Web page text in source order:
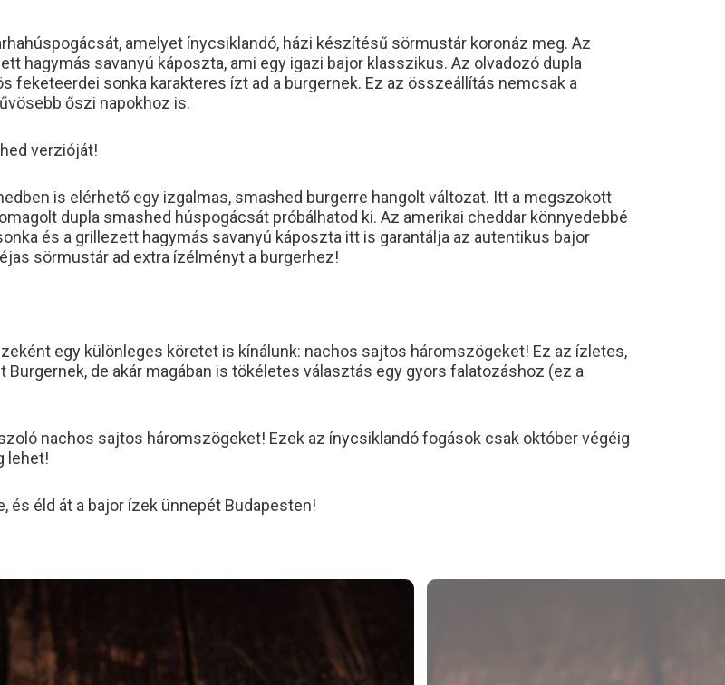
amelyet ínycsiklandó, házi készítésű sörmustár koronáz meg. Az
hagymás savanyú káposzta, ami egy igazi bajor klasszikus. Az olvadozó dupla
sonka karakteres ízt ad a burgernek. Ez az összeállítás nemcsak a
őszi napokhoz is.
verzióját!
is elérhető egy izgalmas, smashed burgerre hangolt változat. Itt a megszokott
dupla smashed húspogácsát próbálhatod ki. Az amerikai cheddar könnyedebbé
és a grillezett hagymás savanyú káposzta itt is garantálja az autentikus bajor
sörmustár ad extra ízélményt a burgerhez!
egy különleges köretet is kínálunk: nachos sajtos háromszögeket! Ez az ízletes,
de akár magában is tökéletes választás egy gyors falatozáshoz (ez a
nachos sajtos háromszögeket! Ezek az ínycsiklandó fogások csak október végéig
lehet!
és éld át a bajor ízek ünnepét Budapesten!